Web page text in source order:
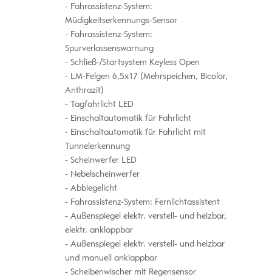
Fahrassistenz-System:
Müdigkeitserkennungs-Sensor
Fahrassistenz-System:
Spurverlassenswarnung
Schließ-/Startsystem Keyless Open
LM-Felgen 6,5x17 (Mehrspeichen, Bicolor,
Anthrazit)
Tagfahrlicht LED
Einschaltautomatik für Fahrlicht
Einschaltautomatik für Fahrlicht mit
Tunnelerkennung
Scheinwerfer LED
Nebelscheinwerfer
Abbiegelicht
Fahrassistenz-System: Fernlichtassistent
Außenspiegel elektr. verstell- und heizbar,
elektr. anklappbar
Außenspiegel elektr. verstell- und heizbar
und manuell anklappbar
Scheibenwischer mit Regensensor